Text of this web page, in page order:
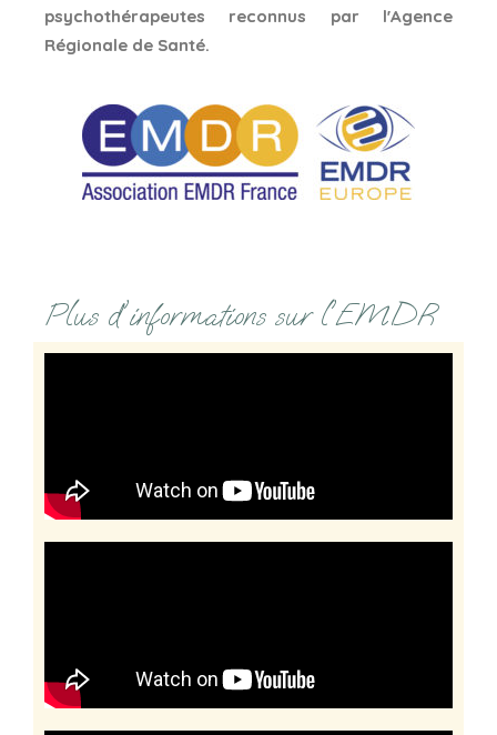
psychothérapeutes reconnus par l'Agence
Régionale de Santé.
Plus d'informations sur l'EMDR